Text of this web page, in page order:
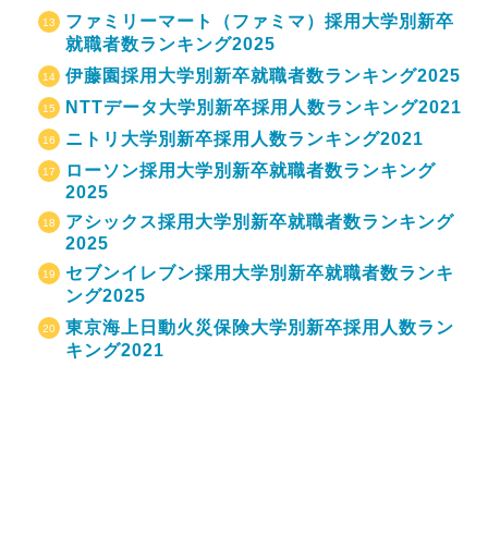
ファミリーマート（ファミマ）採用大学別新卒
就職者数ランキング2025
伊藤園採用大学別新卒就職者数ランキング2025
NTTデータ大学別新卒採用人数ランキング2021
ニトリ大学別新卒採用人数ランキング2021
ローソン採用大学別新卒就職者数ランキング
2025
アシックス採用大学別新卒就職者数ランキング
2025
セブンイレブン採用大学別新卒就職者数ランキ
ング2025
東京海上日動火災保険大学別新卒採用人数ラン
キング2021